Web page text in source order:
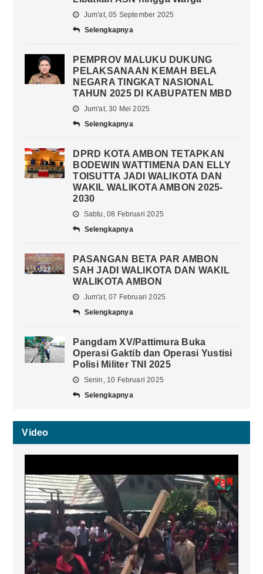
Jum'at, 05 September 2025
Selengkapnya
PEMPROV MALUKU DUKUNG
PELAKSANAAN KEMAH BELA
NEGARA TINGKAT NASIONAL
TAHUN 2025 DI KABUPATEN MBD
Jum'at, 30 Mei 2025
Selengkapnya
DPRD KOTA AMBON TETAPKAN
BODEWIN WATTIMENA DAN ELLY
TOISUTTA JADI WALIKOTA DAN
WAKIL WALIKOTA AMBON 2025-
2030
Sabtu, 08 Februari 2025
Selengkapnya
PASANGAN BETA PAR AMBON
SAH JADI WALIKOTA DAN WAKIL
WALIKOTA AMBON
Jum'at, 07 Februari 2025
Selengkapnya
Pangdam XV/Pattimura Buka
Operasi Gaktib dan Operasi Yustisi
Polisi Militer TNI 2025
Senin, 10 Februari 2025
Selengkapnya
Video